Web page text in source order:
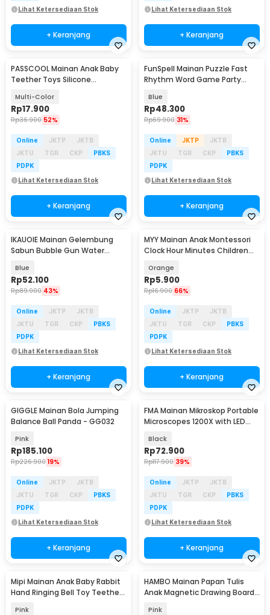
Lihat Ketersediaan Stok
+ Keranjang
Lihat Ketersediaan Stok
+ Keranjang
PASSCOOL Mainan Anak Baby
Teether Toys Silicone
Multi-Color
Rp17.900
Rp36.900 52%
Online JKTP
JKTB
JKTU
TGR CKP
PBKS
PDPK
Lihat Ketersediaan Stok
+ Keranjang
FunSpell Mainan Puzzle Fast
Rhythm Word Game Party
Blue
Rp48.300
Rp69.900 31%
Online JKTP
JKTB
JKTU
TGR CKP
PBKS
PDPK
Lihat Ketersediaan Stok
+ Keranjang
IKAUOIE Mainan Gelembung
Sabun Bubble Gun Water
Blue
Rp52.100
Rp89.900 43%
Online JKTP
JKTB
JKTU
TGR CKP
PBKS
PDPK
Lihat Ketersediaan Stok
+ Keranjang
MYY Mainan Anak Montessori
Clock Hour Minutes Children
Orange
Rp5.900
Rp16.900 66%
Online JKTP
JKTB
JKTU
TGR CKP
PBKS
PDPK
Lihat Ketersediaan Stok
+ Keranjang
GIGGLE Mainan Bola Jumping
Balance Ball Panda - GG032
Pink
Rp185.100
Rp226.900 19%
Online JKTP
JKTB
JKTU
TGR CKP
PBKS
PDPK
Lihat Ketersediaan Stok
+ Keranjang
FMA Mainan Mikroskop Portable
Microscopes 1200X with LED
Black
Rp72.900
Rp117.900 39%
Online JKTP
JKTB
JKTU
TGR CKP
PBKS
PDPK
Lihat Ketersediaan Stok
+ Keranjang
Mipi Mainan Anak Baby Rabbit
Hand Ringing Bell Toy Teether
Pink
HAMBO Mainan Papan Tulis
Anak Magnetic Drawing Board
Pink